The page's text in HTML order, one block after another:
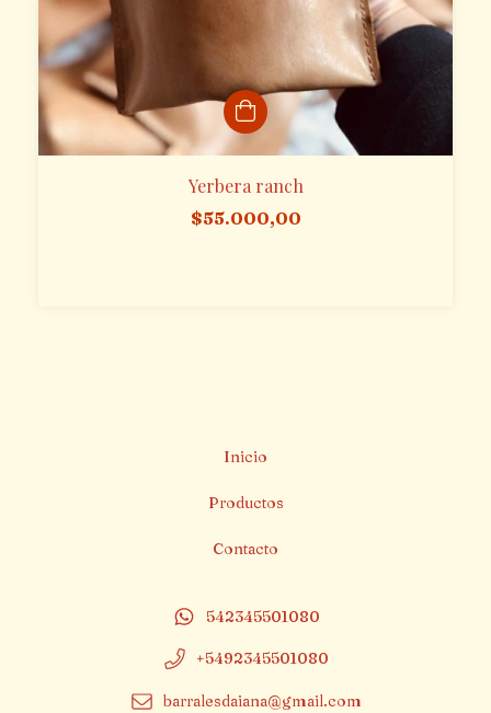
Yerbera ranch
$55.000,00
Inicio
Productos
Contacto
542345501080
+5492345501080
barralesdaiana@gmail.com